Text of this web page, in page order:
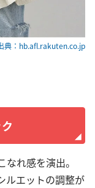
典：hb.afl.rakuten.co.jp
れ感を演出。
ルエットの調整が